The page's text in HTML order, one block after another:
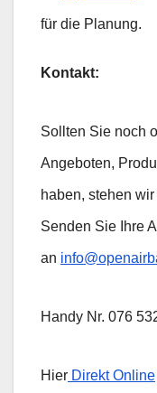
für die Planung.
Kontakt:
Sollten Sie noch
Angeboten,
haben, stehen
Senden Sie Ihre
an
Handy Nr. 076
Hier Direkt Online